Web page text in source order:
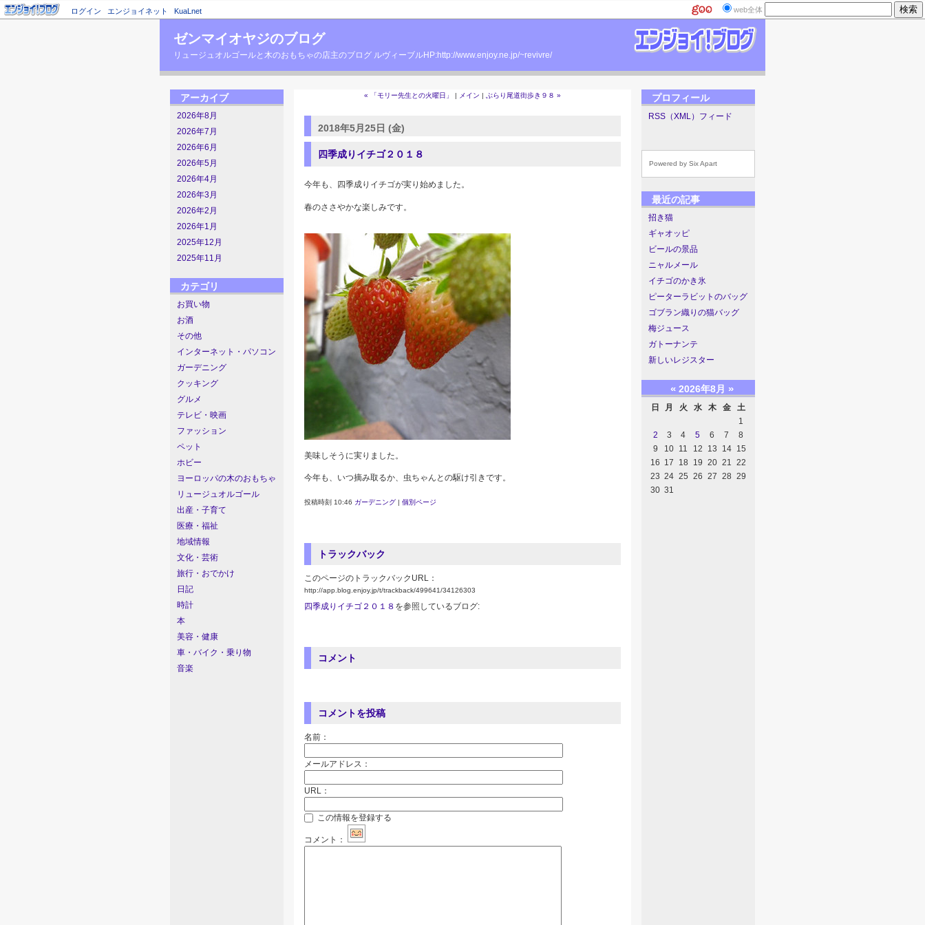
ログイン エンジョイネット KuaLnet web全体
ゼンマイオヤジのブログ
リュージュオルゴールと木のおもちゃの店主のブログ ルヴィーブルHP:http://www.enjoy.ne.jp/~revivre/
アーカイブ
2026年8月
2026年7月
2026年6月
2026年5月
2026年4月
2026年3月
2026年2月
2026年1月
2025年12月
2025年11月
カテゴリ
お買い物
お酒
その他
インターネット・パソコン
ガーデニング
クッキング
グルメ
テレビ・映画
ファッション
ペット
ホビー
ヨーロッパの木のおもちゃ
リュージュオルゴール
出産・子育て
医療・福祉
地域情報
文化・芸術
旅行・おでかけ
日記
時計
本
美容・健康
車・バイク・乗り物
音楽
« 「モリー先生との火曜日」 | メイン | ぶらり尾道街歩き９８ »
2018年5月25日 (金)
四季成りイチゴ２０１８
今年も、四季成りイチゴが実り始めました。
春のささやかな楽しみです。
美味しそうに実りました。
今年も、いつ摘み取るか、虫ちゃんとの駆け引きです。
投稿時刻 10:46 ガーデニング | 個別ページ
トラックバック
このページのトラックバックURL：
http://app.blog.enjoy.jp/t/trackback/499641/34126303
四季成りイチゴ２０１８ を参照しているブログ:
コメント
コメントを投稿
名前：
メールアドレス：
URL：
この情報を登録する
コメント：
プロフィール
RSS（XML）フィード
Powered by Six Apart
最近の記事
招き猫
ギャオッピ
ビールの景品
ニャルメール
イチゴのかき氷
ピーターラビットのバッグ
ゴブラン織りの猫バッグ
梅ジュース
ガトーナンテ
新しいレジスター
« 2026年8月 »
日 月 火 水 木 金
土
1
2
3 4 5 6 7
8
9
10 11 12 13 14
15
16 17 18 19 20 21 22
23 24 25 26 27 28 29
30 31